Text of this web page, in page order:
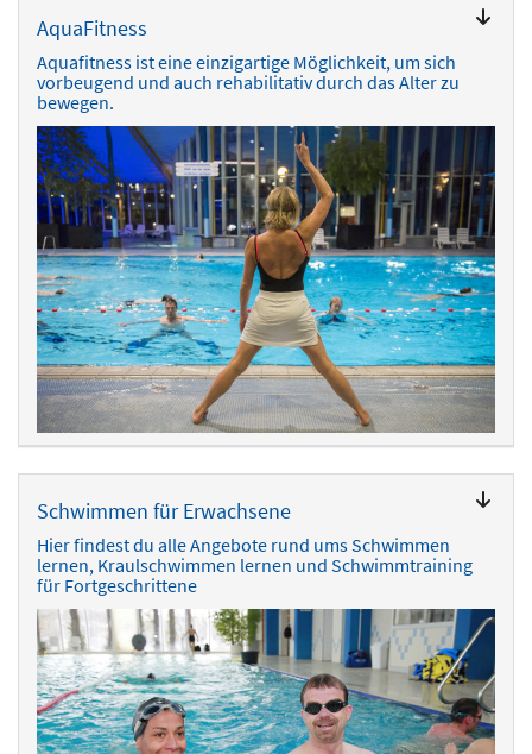
AquaFitness
Aquafitness ist eine einzigartige Möglichkeit, um sich
vorbeugend und auch rehabilitativ durch das Alter zu
bewegen.
Schwimmen für Erwachsene
Hier findest du alle Angebote rund ums Schwimmen
lernen, Kraulschwimmen lernen und Schwimmtraining
für Fortgeschrittene